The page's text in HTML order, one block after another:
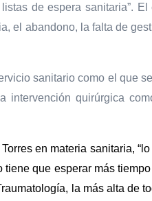
de espera sanitaria”.
el abandono, la falta de
sanitario como el que
quirúrgica
en materia sanitaria,
que esperar más
la más alta de